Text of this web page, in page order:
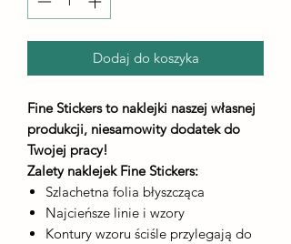
Dodaj do koszyka
Fine Stickers to naklejki naszej własnej
produkcji, niesamowity dodatek do
Twojej pracy!
Zalety naklejek Fine Stickers:
Szlachetna folia błyszcząca
Najcieńsze linie i wzory
Kontury wzoru ściśle przylegają do